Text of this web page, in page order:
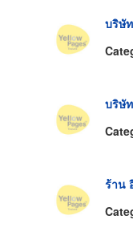
บริษั
บริษั
ร้าน